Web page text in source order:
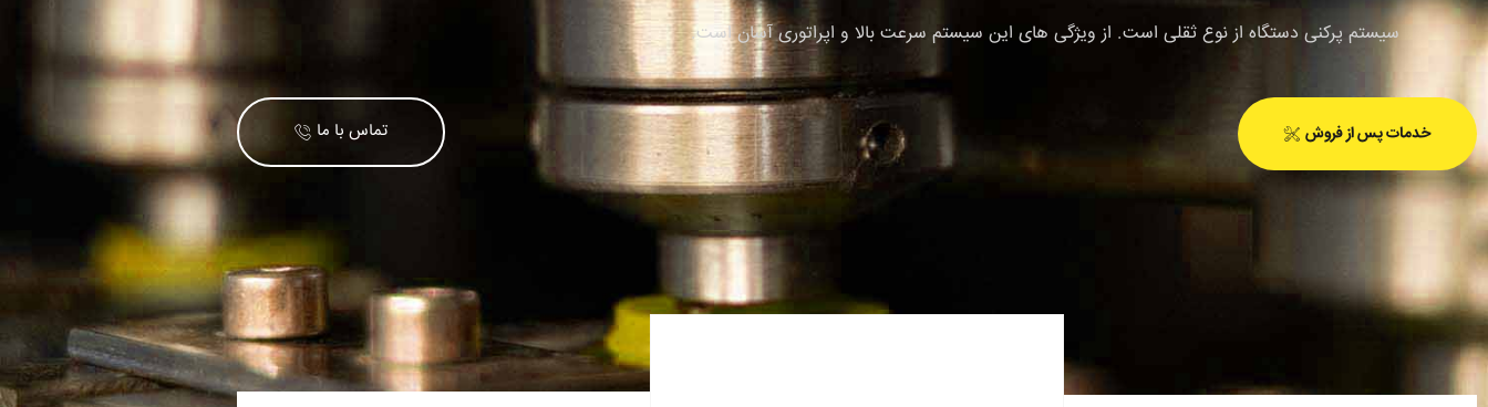
سیستم پرکنی دستگاه از نوع ثقلی است. از ویژگی های این سیستم سرعت بالا و اپراتوری آسان است.
خدمات پس از فروش تماس با ما